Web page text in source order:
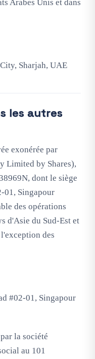
Arabes Unis et dans
Sharjah, UAE
les autres
exonérée par
Limited by Shares),
dont le siège
01, Singapour
des opérations
d'Asie du Sud-Est et
des
#02-01, Singapour
la société
au 101